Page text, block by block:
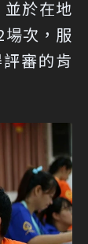
於在地
次，服
審的肯